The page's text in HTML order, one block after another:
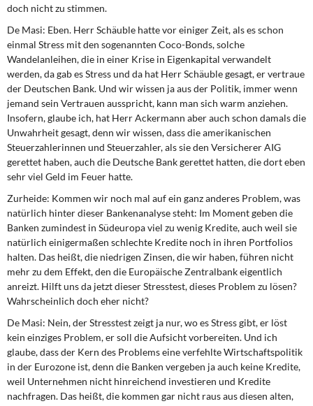
doch nicht zu stimmen.
De Masi: Eben. Herr Schäuble hatte vor einiger Zeit, als es schon
einmal Stress mit den sogenannten Coco-Bonds, solche
Wandelanleihen, die in einer Krise in Eigenkapital verwandelt
werden, da gab es Stress und da hat Herr Schäuble gesagt, er vertraue
der Deutschen Bank. Und wir wissen ja aus der Politik, immer wenn
jemand sein Vertrauen ausspricht, kann man sich warm anziehen.
Insofern, glaube ich, hat Herr Ackermann aber auch schon damals die
Unwahrheit gesagt, denn wir wissen, dass die amerikanischen
Steuerzahlerinnen und Steuerzahler, als sie den Versicherer AIG
gerettet haben, auch die Deutsche Bank gerettet hatten, die dort eben
sehr viel Geld im Feuer hatte.
Zurheide: Kommen wir noch mal auf ein ganz anderes Problem, was
natürlich hinter dieser Bankenanalyse steht: Im Moment geben die
Banken zumindest in Südeuropa viel zu wenig Kredite, auch weil sie
natürlich einigermaßen schlechte Kredite noch in ihren Portfolios
halten. Das heißt, die niedrigen Zinsen, die wir haben, führen nicht
mehr zu dem Effekt, den die Europäische Zentralbank eigentlich
anreizt. Hilft uns da jetzt dieser Stresstest, dieses Problem zu lösen?
Wahrscheinlich doch eher nicht?
De Masi: Nein, der Stresstest zeigt ja nur, wo es Stress gibt, er löst
kein einziges Problem, er soll die Aufsicht vorbereiten. Und ich
glaube, dass der Kern des Problems eine verfehlte Wirtschaftspolitik
in der Eurozone ist, denn die Banken vergeben ja auch keine Kredite,
weil Unternehmen nicht hinreichend investieren und Kredite
nachfragen. Das heißt, die kommen gar nicht raus aus diesen alten,